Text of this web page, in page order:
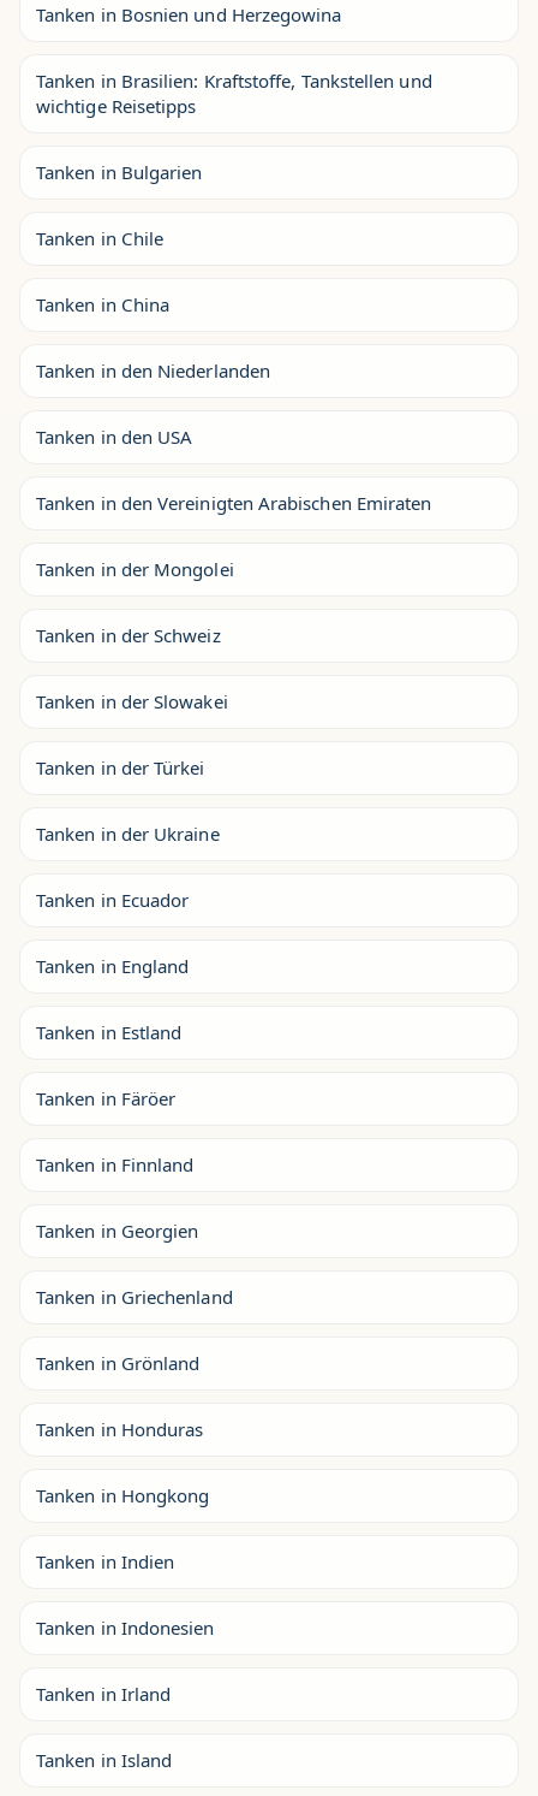
Tanken in Bosnien und Herzegowina
Tanken in Brasilien: Kraftstoffe, Tankstellen und
wichtige Reisetipps
Tanken in Bulgarien
Tanken in Chile
Tanken in China
Tanken in den Niederlanden
Tanken in den USA
Tanken in den Vereinigten Arabischen Emiraten
Tanken in der Mongolei
Tanken in der Schweiz
Tanken in der Slowakei
Tanken in der Türkei
Tanken in der Ukraine
Tanken in Ecuador
Tanken in England
Tanken in Estland
Tanken in Färöer
Tanken in Finnland
Tanken in Georgien
Tanken in Griechenland
Tanken in Grönland
Tanken in Honduras
Tanken in Hongkong
Tanken in Indien
Tanken in Indonesien
Tanken in Irland
Tanken in Island